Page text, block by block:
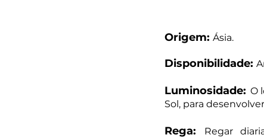
Origem: Ásia.
Disponibilidade:
Luminosidade: O
Sol, para
Rega:
Regar